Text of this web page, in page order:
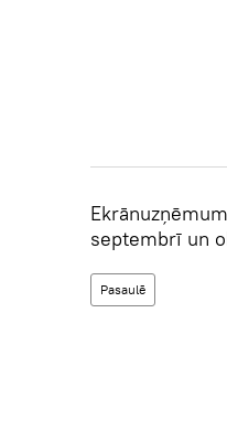
septembrī un
Pasaulē